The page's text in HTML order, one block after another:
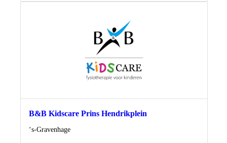
B&B Kidscare Prins Hendrikplein
Locatie
‘s-Gravenhage